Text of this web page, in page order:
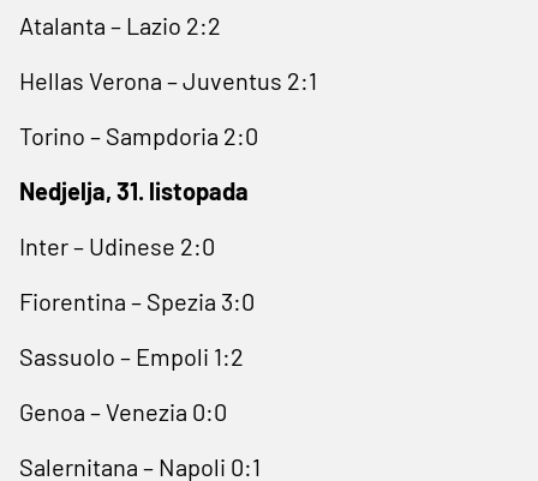
Atalanta – Lazio 2:2
Hellas Verona – Juventus 2:1
Torino – Sampdoria 2:0
Nedjelja, 31. listopada
Inter – Udinese 2:0
Fiorentina – Spezia 3:0
Sassuolo – Empoli 1:2
Genoa – Venezia 0:0
Salernitana – Napoli 0:1